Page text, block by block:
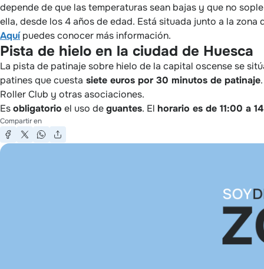
depende de que las temperaturas sean bajas y que no
ella, desde los 4 años de edad. Está situada junto a la zona
Aquípuedes conocer más información.
Pista de hielo en la ciudad de Huesca
La pista de patinaje sobre hielo de la capital oscense se
patines que cuesta siete euros por 30 minutos de patinaje
Roller Club y otras asociaciones.
Esobligatorio el uso deguantes. El horario es de 11:00 a
Compartir en